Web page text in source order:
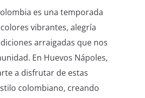
es una temporada
vibrantes, alegría
arraigadas que nos
En Huevos Nápoles,
a disfrutar de estas
colombiano, creando